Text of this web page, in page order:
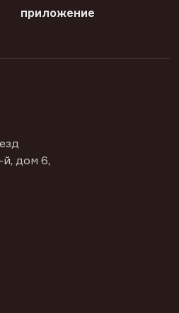
приложение
дом 6,